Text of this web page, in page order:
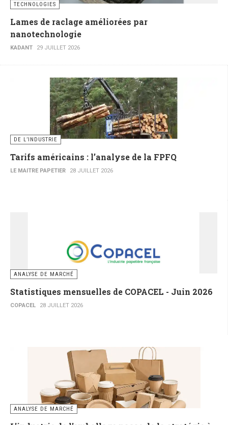
TECHNOLOGIES
Lames de raclage améliorées par
nanotechnologie
KADANT 29 JUILLET 2026
DE L’INDUSTRIE
Tarifs américains : l’analyse de la FPFQ
LE MAITRE PAPETIER 28 JUILLET 2026
ANALYSE DE MARCHÉ
Statistiques mensuelles de COPACEL - Juin 2026
COPACEL 28 JUILLET 2026
ANALYSE DE MARCHÉ